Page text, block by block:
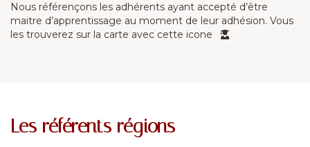
Nous référençons les adhérents ayant accepté d’être
maitre d’apprentissage au moment de leur adhésion. Vous
les trouverez sur la carte avec cette icone
Les référents régions